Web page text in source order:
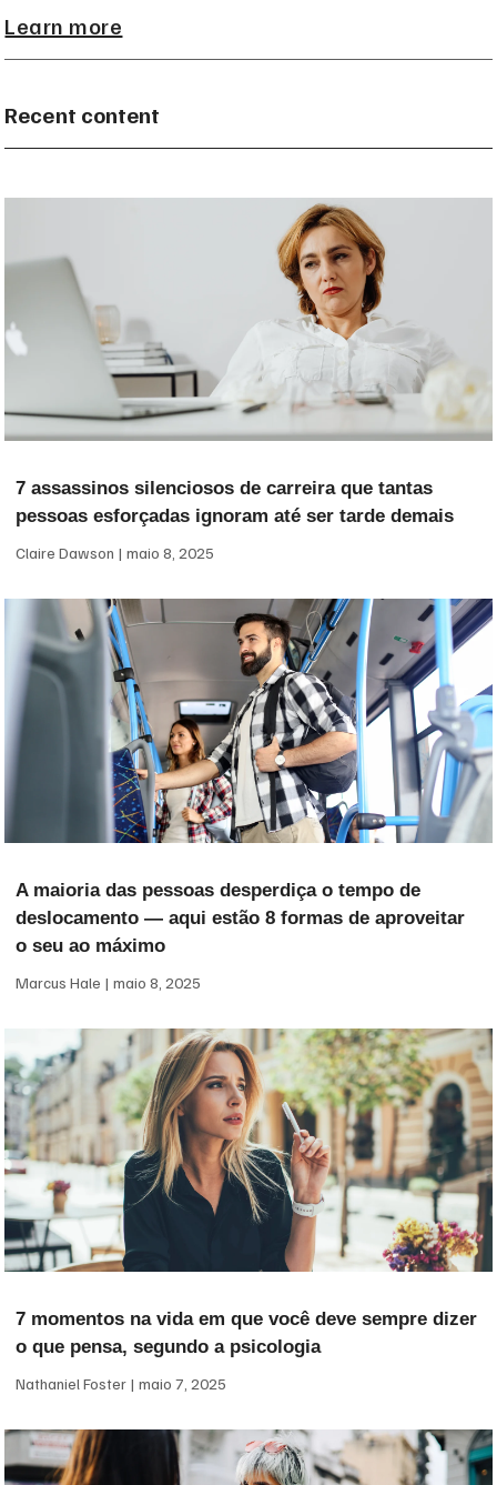
Learn more
Recent content
7 assassinos silenciosos de carreira que tantas
pessoas esforçadas ignoram até ser tarde demais
Claire Dawson maio 8, 2025
A maioria das pessoas desperdiça o tempo de
deslocamento — aqui estão 8 formas de aproveitar
o seu ao máximo
Marcus Hale maio 8, 2025
7 momentos na vida em que você deve sempre dizer
o que pensa, segundo a psicologia
Nathaniel Foster maio 7, 2025